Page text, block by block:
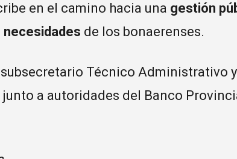
en el camino hacia una gestión
de los bonaerenses.
Técnico Administrativo y
junto a autoridades del Banco